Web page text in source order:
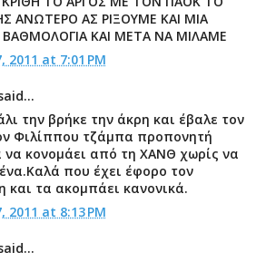
ΑΝΩΤΕΡΟ ΑΣ ΡΙΞΟΥΜΕ ΚΑΙ ΜΙΑ
ΚΑΙ ΜΕΤΑ ΝΑ ΜΙΛΑΜΕ
2011 at 7:01 PM
την βρήκε την άκρη και έβαλε τον
Φιλίππου τζάμπα προπονητή
να κονομάει από τη ΧΑΝΘ χωρίς να
που έχει έφορο τον
και τα ακομπάει κανονικά.
2011 at 8:13 PM